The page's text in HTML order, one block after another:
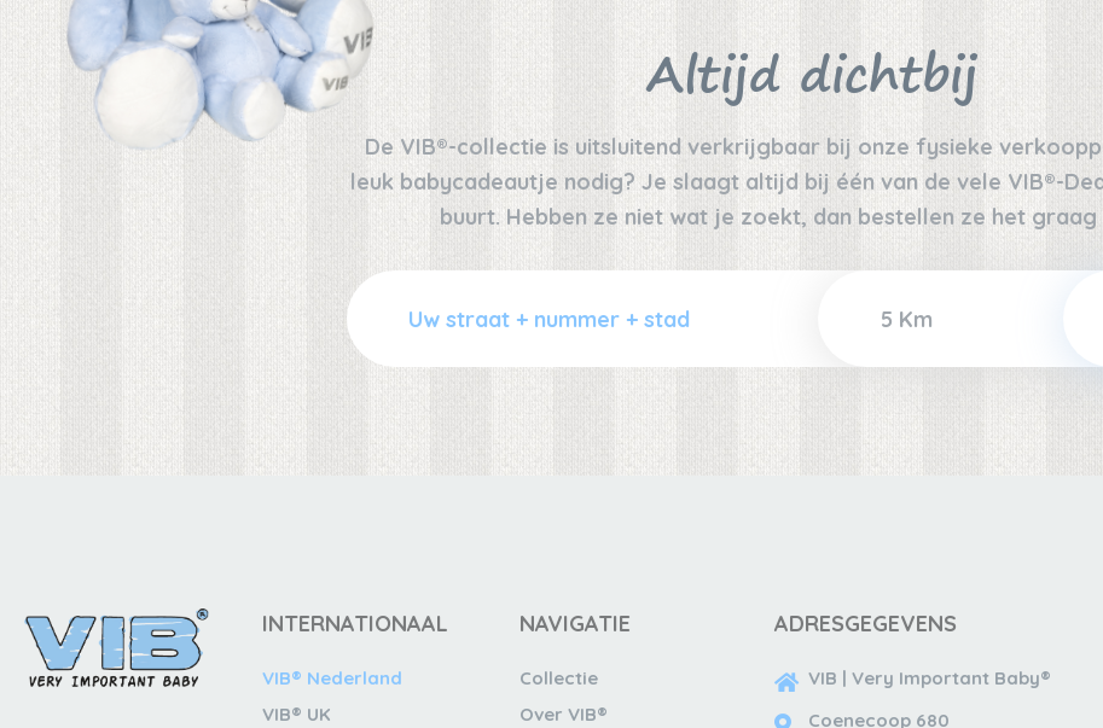
Altijd dichtbij
De VIB®-collectie is uitsluitend verkrijgbaar bij onze fysieke
leuk babycadeautje nodig? Je slaagt altijd bij één van de vele VIB®-
buurt. Hebben ze niet wat je zoekt, dan bestellen ze het
INTERNATIONAAL
VIB® Nederland
VIB® UK
NAVIGATIE
Collectie
Over VIB®
ADRESGEGEVENS
VIB | Very Important Baby®
Coenecoop 680